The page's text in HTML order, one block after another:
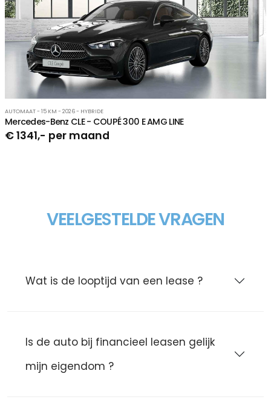
AUTOMAAT - 15 KM - 2026 - HYBRIDE
Mercedes-Benz CLE - COUPÉ 300 E AMG LINE
€ 1341,- per maand
VEELGESTELDE VRAGEN
Wat is de looptijd van een lease ?
Is de auto bij financieel leasen gelijk
mijn eigendom ?